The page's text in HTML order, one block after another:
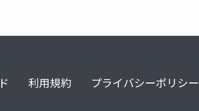
利用規約 プライバシーポリシー